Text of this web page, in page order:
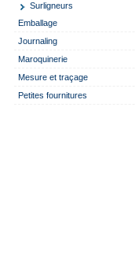
Surligneurs
Emballage
Journaling
Maroquinerie
Mesure et traçage
Petites fournitures